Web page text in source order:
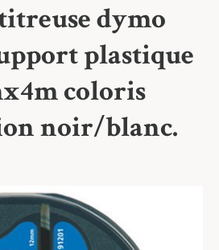
dymo
plastique
coloris
noir/blanc.